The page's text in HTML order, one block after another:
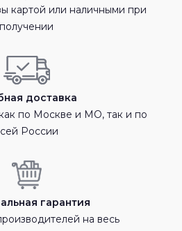
картой или наличными при
получении
доставка
по Москве и МО, так и по
России
гарантия
на весь